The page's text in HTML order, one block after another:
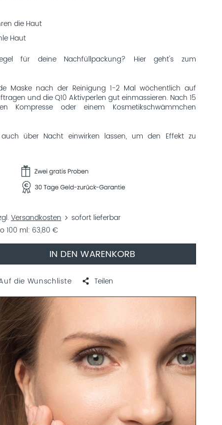
die Haut
Haut
für deine Nachfüllpackung? Hier geht's zum
Maske nach der Reinigung 1-2 Mal wöchentlich auf
und die Q10 Aktivperlen gut einmassieren. Nach 15
Kompresse oder einem Kosmetikschwämmchen
über Nacht einwirken lassen, um den Effekt zu
Versandkosten
sofort lieferbar
100 ml 63,80 €
IN DEN WARENKORB
die Wunschliste Teilen